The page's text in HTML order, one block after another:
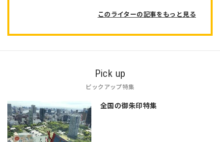
このライターの記事をもっと見る
Pick up
ピックアップ特集
全国の御朱印特集